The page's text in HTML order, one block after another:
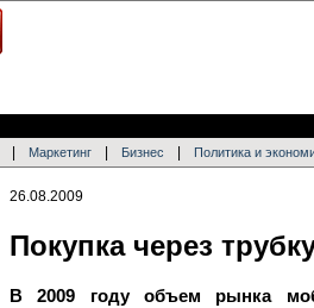
Маркетинг Бизнес Политика и
26.08.2009
Покупка через
В 2009 году объем рынка